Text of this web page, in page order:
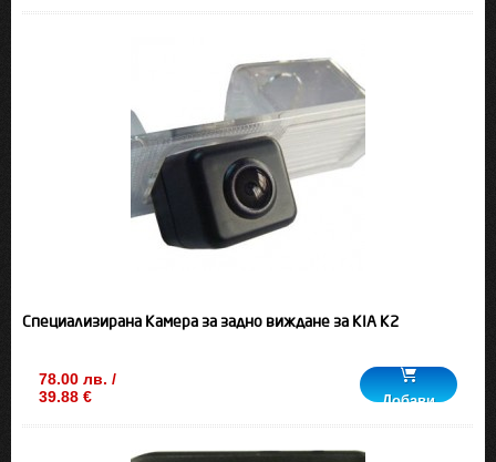
Специализирана Камера за задно виждане за KIA K2
78.00 лв. /
39.88 €
Добави